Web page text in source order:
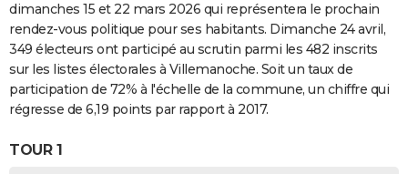
dimanches 15 et 22 mars 2026 qui représentera le prochain
rendez-vous politique pour ses habitants. Dimanche 24 avril,
349 électeurs ont participé au scrutin parmi les 482 inscrits
sur les listes électorales à Villemanoche. Soit un taux de
participation de 72% à l'échelle de la commune, un chiffre qui
régresse de 6,19 points par rapport à 2017.
TOUR 1